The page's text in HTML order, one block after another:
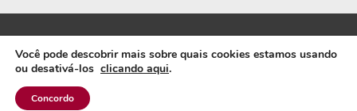
Capital Editora |
Você pode descobrir mais sobre quais cookies estamos usando
ou desativá-los clicando aqui.
Concordo